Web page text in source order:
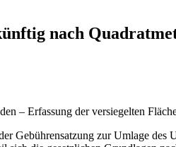
nach
– Erfassung der versiegelten
Gebührensatzung zur Umlage des